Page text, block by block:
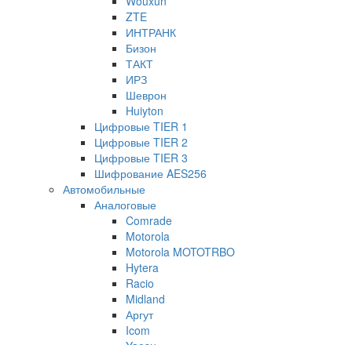
ZTE
ИНТРАНК
Бизон
ТАКТ
ИРЗ
Шеврон
Huiyton
Цифровые TIER 1
Цифровые TIER 2
Цифровые TIER 3
Шифрование AES256
Автомобильные
Аналоговые
Comrade
Motorola
Motorola MOTOTRBO
Hytera
Racio
Midland
Аргут
Icom